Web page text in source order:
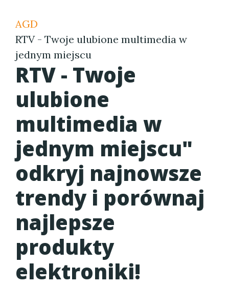
AGD
RTV - Twoje ulubione multimedia w
jednym miejscu
RTV - Twoje
ulubione
multimedia w
jednym miejscu"
odkryj najnowsze
trendy i porównaj
najlepsze
produkty
elektroniki!